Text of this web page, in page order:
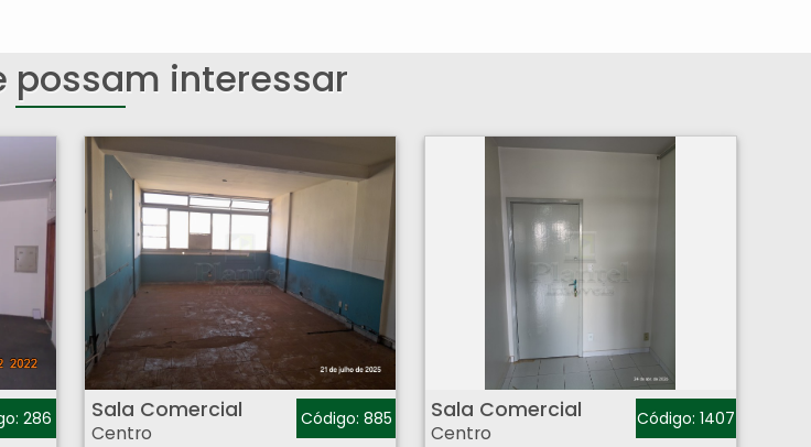
possam interessar
286
Sala Comercial - Centro - Ribeirão Preto
Sala Comercial
Centro
Código: 885
Sala Comercial - Centro - Ribeirão Preto
Sala Comercial
Centro
Código: 1407